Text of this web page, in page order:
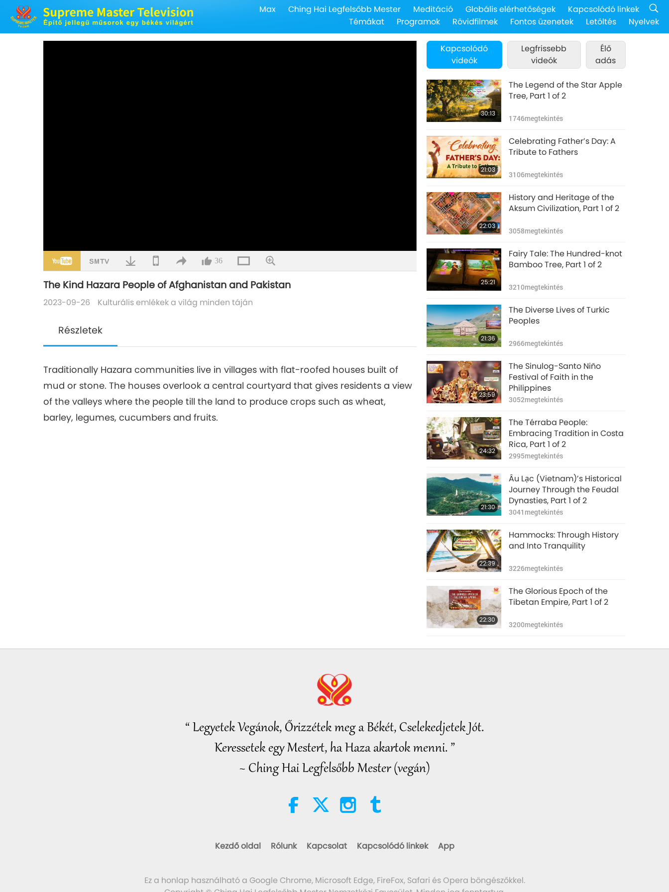
Max Ching Hai Legfelsőbb Mester Meditáció Globális elérhetőségek
Kapcsolódó linkek
Témákat
Programok Rövidfilmek Fontos üzenetek Letöltés Nyelvek
36
The Kind Hazara People of Afghanistan and Pakistan
2023-09-26 Kulturális emlékek a világ minden táján
Részletek
Traditionally Hazara communities live in villages with flat-roofed houses built of
mud or stone. The houses overlook a central courtyard that gives residents a view
of the valleys where the people till the land to produce crops such as wheat,
barley, legumes, cucumbers and fruits.
Kapcsolódó
videók
Legfrissebb
videók
Élő
adás
30:13
The Legend of the Star Apple
Tree, Part 1 of 2
1746megtekintés
21:03
Celebrating Father’s Day: A
Tribute to Fathers
3106megtekintés
22:03
History and Heritage of the
Aksum Civilization, Part 1 of 2
3058megtekintés
25:21
Fairy Tale: The Hundred-knot
Bamboo Tree, Part 1 of 2
3210megtekintés
21:36
The Diverse Lives of Turkic
Peoples
2966megtekintés
23:59
The Sinulog-Santo Niño
Festival of Faith in the
Philippines
3052megtekintés
24:32
The Térraba People:
Embracing Tradition in Costa
Rica, Part 1 of 2
2995megtekintés
21:30
Âu Lạc (Vietnam)’s Historical
Journey Through the Feudal
Dynasties, Part 1 of 2
3041 megtekintés
22:39
Hammocks: Through History
and Into Tranquility
3226megtekintés
22:30
The Glorious Epoch of the
Tibetan Empire, Part 1 of 2
3200megtekintés
“ Legyetek Vegánok, Őrizzétek meg a Békét, Cselekedjetek Jót.
Keressetek egy Mestert, ha Haza akartok menni. ”
~ Ching Hai Legfelsőbb Mester (vegán)
Kezdő oldal Rólunk Kapcsolat Kapcsolódó linkek App
Ez a honlap használható a Google Chrome, Microsoft Edge, FireFox, Safari és Opera böngészőkkel.